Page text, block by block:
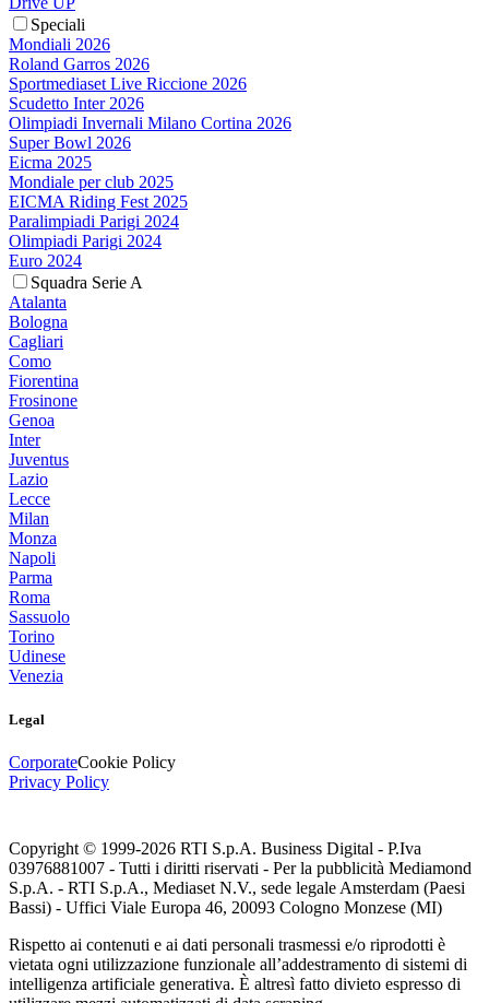
Speciali
Mondiali 2026
Roland Garros 2026
Sportmediaset Live Riccione 2026
Scudetto Inter 2026
Olimpiadi Invernali Milano Cortina 2026
Super Bowl 2026
Eicma 2025
Mondiale per club 2025
EICMA Riding Fest 2025
Paralimpiadi Parigi 2024
Olimpiadi Parigi 2024
Euro 2024
Squadra Serie A
Atalanta
Bologna
Cagliari
Como
Fiorentina
Frosinone
Genoa
Inter
Juventus
Lazio
Lecce
Milan
Monza
Napoli
Parma
Roma
Sassuolo
Torino
Udinese
Venezia
Legal
CorporateCookie Policy
Privacy Policy
Copyright © 1999-2026 RTI S.p.A. Business Digital - P.Iva
03976881007 - Tutti i diritti riservati - Per la pubblicità Mediamond
S.p.A. - RTI S.p.A., Mediaset N.V., sede legale Amsterdam (Paesi
Bassi) - Uffici Viale Europa 46, 20093 Cologno Monzese (MI)
Rispetto ai contenuti e ai dati personali trasmessi e/o riprodotti è
vietata ogni utilizzazione funzionale all’addestramento di sistemi di
intelligenza artificiale generativa. È altresì fatto divieto espresso di